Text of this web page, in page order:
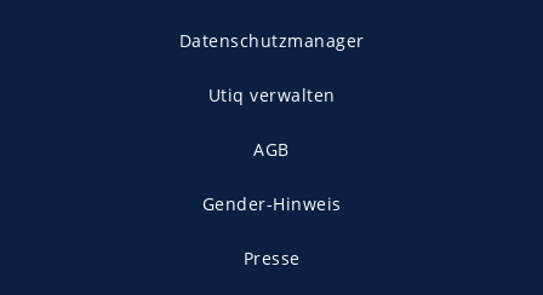
Datenschutzmanager
Utiq verwalten
AGB
Gender-Hinweis
Presse